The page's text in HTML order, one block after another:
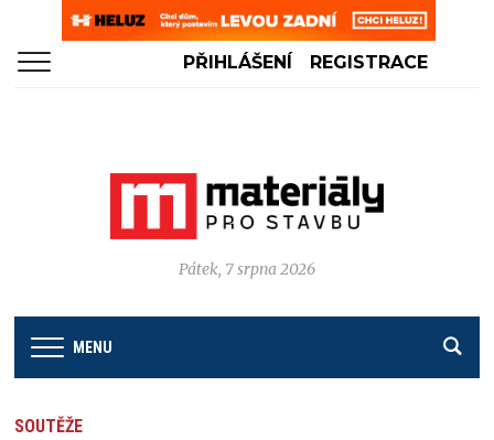
PŘIHLÁŠENÍ REGISTRACE
Pátek, 7 srpna 2026
MENU
SOUTĚŽE